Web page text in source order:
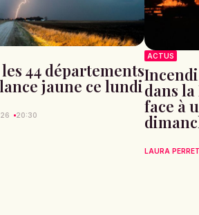
44 départements
jaune ce lundi
20:30
ACTUS
dans
face à
LAURA